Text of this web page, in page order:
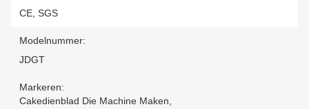
CE, SGS
Modelnummer:
JDGT
Markeren:
Cakedienblad Die Machine Maken